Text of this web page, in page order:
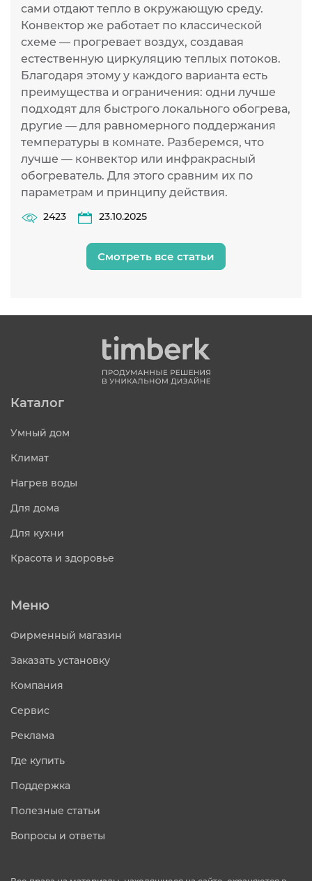
сами отдают тепло в окружающую среду.
Конвектор же работает по классической
схеме — прогревает воздух, создавая
естественную циркуляцию теплых потоков.
Благодаря этому у каждого варианта есть
преимущества и ограничения: одни лучше
подходят для быстрого локального обогрева,
другие — для равномерного поддержания
температуры в комнате. Разберемся, что
лучше — конвектор или инфракрасный
обогреватель. Для этого сравним их по
параметрам и принципу действия.
2423 23.10.2025
Смотреть все статьи
Каталог
Умный дом
Климат
Нагрев воды
Для дома
Для кухни
Красота и здоровье
Меню
Фирменный магазин
Заказать установку
Компания
Сервис
Реклама
Где купить
Поддержка
Полезные статьи
Вопросы и ответы